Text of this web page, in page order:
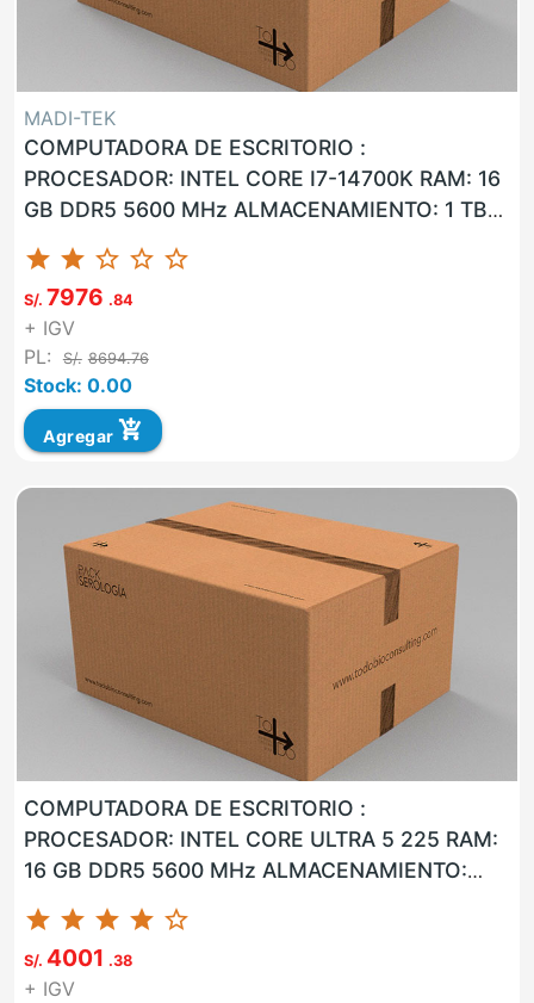
MADI-TEK
COMPUTADORA DE ESCRITORIO :
PROCESADOR: INTEL CORE I7-14700K RAM: 16
GB DDR5 5600 MHz ALMACENAMIENTO: 1 TB
SSD LAN: SI WLAN: SI USB: SI VGA: NO HDMI: ...
star star star_border star_border star_border
S/. 7976 .84
+ IGV
PL:
S/. 8694.76
Stock: 0.00
Agregar add_shopping_cart
COMPUTADORA DE ESCRITORIO :
PROCESADOR: INTEL CORE ULTRA 5 225 RAM:
16 GB DDR5 5600 MHz ALMACENAMIENTO:
960 GB SSD LAN: SI WLAN: SI USB: SI VGA: NO
HD...
star star star star star_border
S/. 4001 .38
+ IGV